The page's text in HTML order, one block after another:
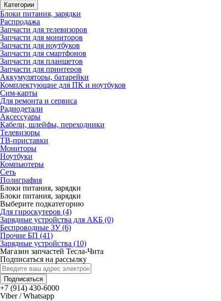
Категории
Блоки питания, зарядки
Распродажа
Запчасти для телевизоров
Запчасти для мониторов
Запчасти для ноутбуков
Запчасти для смартфонов
Запчасти для планшетов
Запчасти для принтеров
Аккумуляторы, батарейки
Комплектующие для ПК и ноутбуков
Сим-карты
Для ремонта и сервиса
Радиодетали
Аксессуары
Кабели, шлейфы, переходники
Телевизоры
ТВ-приставки
Мониторы
Ноутбуки
Компьютеры
Сеть
Полиграфия
Блоки питания, зарядки
Блоки питания, зарядки
Выберите подкатегорию
Для гироскутеров (4)
Зарядные устройства для АКБ (0)
Беспроводные ЗУ (6)
Прочие БП (41)
Зарядные устройства (10)
Магазин запчастей Тесла-Чита
Подписаться на рассылку
Подписаться
+7 (914) 430-6000
Viber / Whatsapp